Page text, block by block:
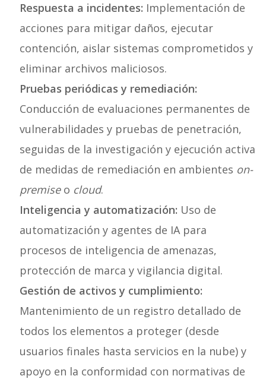
Respuesta a incidentes: Implementación de
acciones para mitigar daños, ejecutar
contención, aislar sistemas comprometidos y
eliminar archivos maliciosos.
Pruebas periódicas y remediación:
Conducción de evaluaciones permanentes de
vulnerabilidades y pruebas de penetración,
seguidas de la investigación y ejecución activa
de medidas de remediación en ambientes on-
premiseo cloud.
Inteligencia y automatización: Uso de
automatización y agentes de IA para
procesos de inteligencia de amenazas,
protección de marca y vigilancia digital.
Gestión de activos y cumplimiento:
Mantenimiento de un registro detallado de
todos los elementos a proteger (desde
usuarios finales hasta servicios en la nube) y
apoyo en la conformidad con normativas de